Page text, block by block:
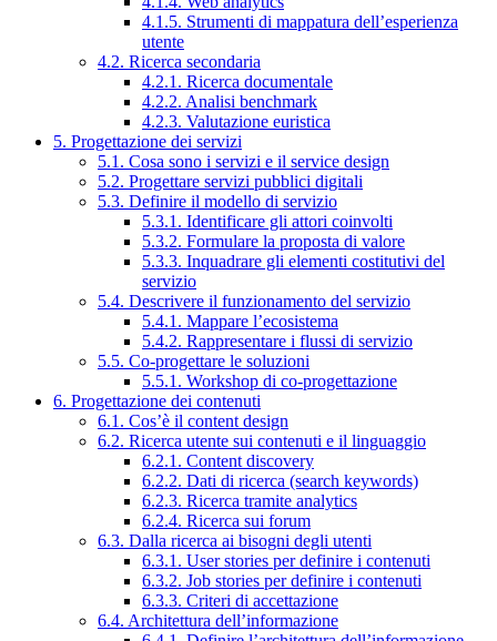
4.1.5. Strumenti di mappatura dell’esperienza
utente
4.2. Ricerca secondaria
4.2.1. Ricerca documentale
4.2.2. Analisi benchmark
4.2.3. Valutazione euristica
5. Progettazione dei servizi
5.1. Cosa sono i servizi e il service design
5.2. Progettare servizi pubblici digitali
5.3. Definire il modello di servizio
5.3.1. Identificare gli attori coinvolti
5.3.2. Formulare la proposta di valore
5.3.3. Inquadrare gli elementi costitutivi del
servizio
5.4. Descrivere il funzionamento del servizio
5.4.1. Mappare l’ecosistema
5.4.2. Rappresentare i flussi di servizio
5.5. Co-progettare le soluzioni
5.5.1. Workshop di co-progettazione
6. Progettazione dei contenuti
6.1. Cos’è il content design
6.2. Ricerca utente sui contenuti e il linguaggio
6.2.1. Content discovery
6.2.2. Dati di ricerca (search keywords)
6.2.3. Ricerca tramite analytics
6.2.4. Ricerca sui forum
6.3. Dalla ricerca ai bisogni degli utenti
6.3.1. User stories per definire i contenuti
6.3.2. Job stories per definire i contenuti
6.3.3. Criteri di accettazione
6.4. Architettura dell’informazione